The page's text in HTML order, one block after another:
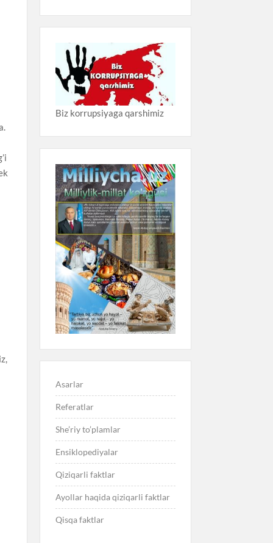
Biz korrupsiyaga qarshimiz
Asarlar
Referatlar
She’riy to’plamlar
Ensiklopediyalar
Qiziqarli faktlar
Ayollar haqida qiziqarli faktlar
Qisqa faktlar